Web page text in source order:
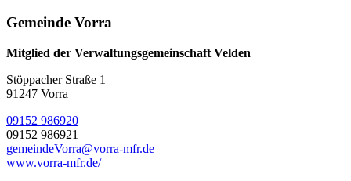
Gemeinde Vorra
Mitglied der Verwaltungsgemeinschaft Velden
Stöppacher Straße 1
91247 Vorra
09152 986920
09152 986921
gemeindeVorra@vorra-mfr.de
www.vorra-mfr.de/